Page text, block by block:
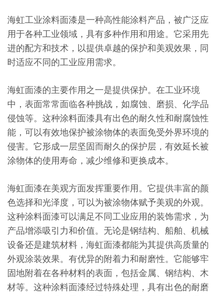
海虹工业涂料面漆是一种高性能涂料产品，被广泛应
用于各种工业领域，具有多种作用和用途。它采用先
进的配方和技术，以提供卓越的保护和美观效果，同
时适应不同的工业应用需求。
海虹面漆的主要作用之一是提供保护。在工业环境
中，表面常常面临各种挑战，如腐蚀、磨损、化学品
侵蚀等。这种涂料面漆具有出色的耐久性和耐腐蚀性
能，可以有效地保护被涂物体的表面免受外界环境的
侵害。它形成一层坚固而耐久的保护层，有效延长被
涂物体的使用寿命，减少维修和更换成本。
海虹面漆在美观方面发挥重要作用。它提供丰富的颜
色选择和光泽度，可以为被涂物体赋予美观的外观。
这种涂料面漆可以满足不同工业应用的装饰需求，为
产品增添吸引力和价值。无论是钢结构、船舶、机械
设备还是建筑材料，海虹面漆都能为其提供高质量的
外观涂装效果。有优异的附着力和耐磨性。它能够牢
固地附着在各种材料的表面，包括金属、钢结构、木
材等。这种涂料面漆经过特殊处理，具有出色的耐磨